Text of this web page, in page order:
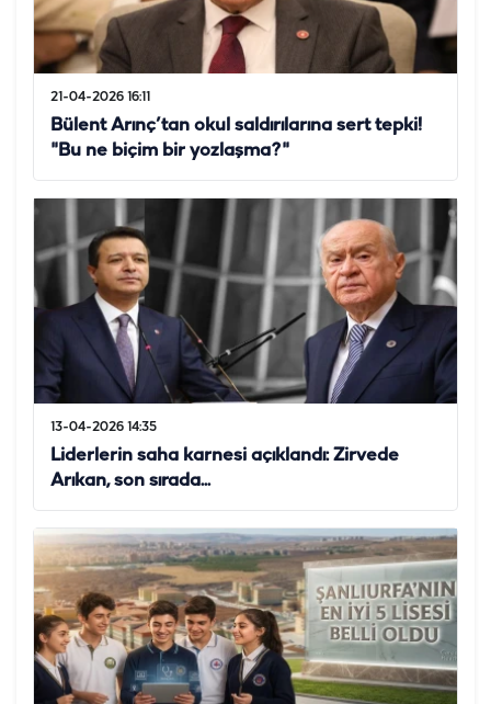
21-04-2026 16:11
Bülent Arınç’tan okul saldırılarına sert tepki!
"Bu ne biçim bir yozlaşma?"
13-04-2026 14:35
Liderlerin saha karnesi açıklandı: Zirvede
Arıkan, son sırada...